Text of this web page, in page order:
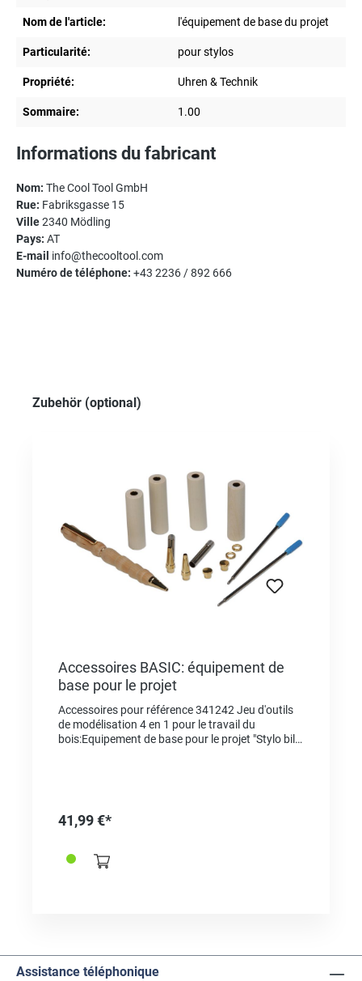
Nom de l'article: l'équipement de base du projet
Particularité: pour stylos
Propriété: Uhren & Technik
Sommaire: 1.00
Informations du fabricant
Nom: The Cool Tool GmbH
Rue: Fabriksgasse 15
Ville2340 Mödling
Pays: AT
E-mail info@thecooltool.com
Numéro de téléphone: +43 2236 / 892 666
Ignorer la galerie de produits
Zubehör (optional)
Accessoires BASIC: équipement de
base pour le projet
Accessoires pour référence 341242 Jeu d'outils
de modélisation 4 en 1 pour le travail du
bois:Equipement de base pour le projet "Stylo bille
41,99 €*
Assistance téléphonique